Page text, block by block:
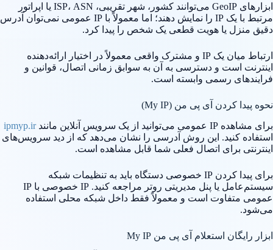
ابزارهای GeoIP می‌توانند کشور، شهر تقریبی، ISP، ASN یا اپراتور
مرتبط با یک IP را نمایش دهند؛ اما معمولاً با IP عمومی نمی‌توان آدرس
دقیق منزل یا هویت قطعی یک شخص را پیدا کرد.
ارتباط میان یک IP و مشترک واقعی معمولاً در اختیار ارائه‌دهنده
اینترنت است و دسترسی به آن به سوابق زمانی اتصال، قوانین و
فرایندهای رسمی وابسته است.
نحوه پیدا کردن آی پی من (My IP)
برای مشاهده IP عمومی می‌توانید از یک سرویس آنلاین مانند
ipmyp.ir
استفاده کنید. این روش آدرسی را نشان می‌دهد که از دید سرویس‌های
اینترنتی برای اتصال فعلی شما قابل مشاهده است.
برای پیدا کردن IP خصوصی دستگاه باید به تنظیمات شبکه
سیستم‌عامل یا پنل مدیریتی روتر مراجعه کنید. IP خصوصی با IP
عمومی متفاوت است و معمولاً فقط داخل شبکه محلی استفاده
می‌شود.
ابزار رایگان استعلام آی پی من My IP